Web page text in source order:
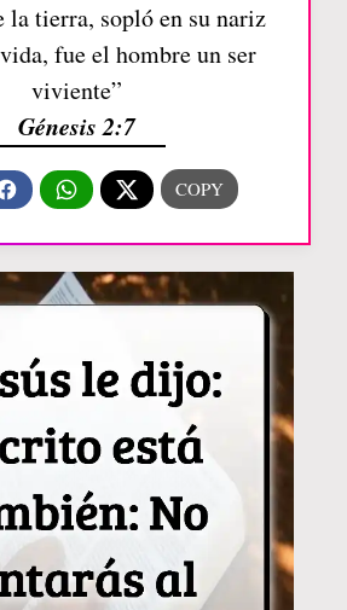
la tierra, sopló en su nariz
fue el hombre un ser
viviente”
Génesis 2:7